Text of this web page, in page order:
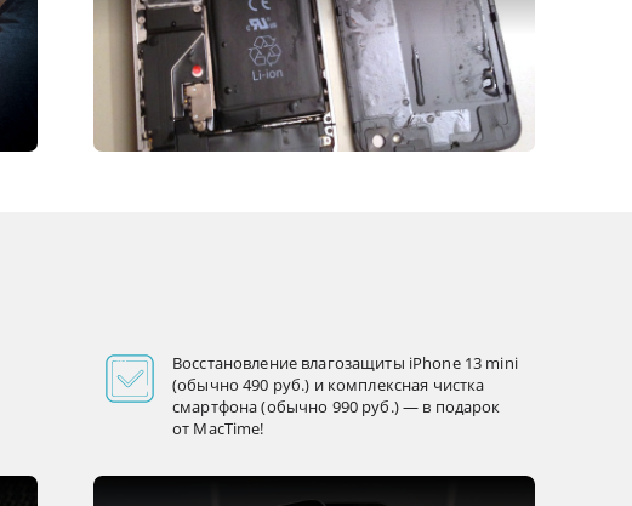
Восстановление влагозащиты iPhone 13 mini
(обычно 490 руб.) и комплексная чистка
смартфона (обычно 990 руб.) — в подарок
от MacTime!